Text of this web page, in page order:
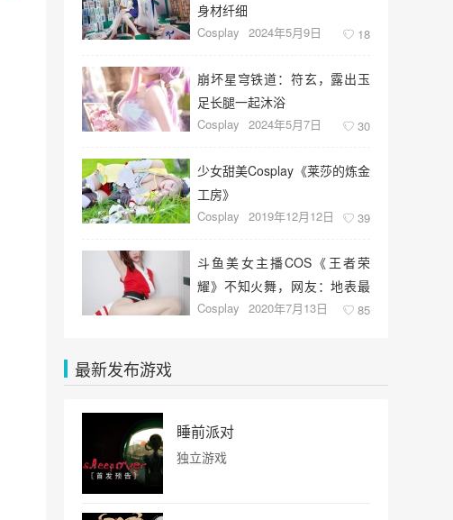
身材纤细
Cosplay 2024年5月9日 18
崩坏星穹铁道：符玄，露出玉
足长腿一起沐浴
Cosplay 2024年5月7日 30
少女甜美Cosplay《莱莎的炼金
工房》
Cosplay 2019年12月12日 39
斗鱼美女主播COS《王者荣
耀》不知火舞，网友：地表最
强
Cosplay 2020年7月13日 85
最新发布游戏
睡前派对
独立游戏